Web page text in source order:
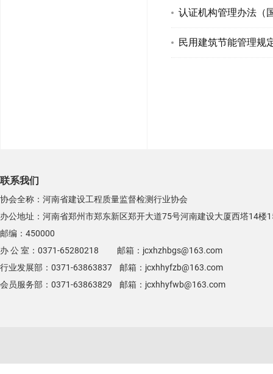
认证机构管理办法（
民用建筑节能管理规
联系我们
协会全称：河南省建设工程质量监督检测行业协会
办公地址：河南省郑州市郑东新区郑开大道75号河南建设大厦西塔14楼
邮编：450000
办 公 室：0371-65280218 邮箱：jcxhzhbgs@163.com
行业发展部：0371-63863837 邮箱：jcxhhyfzb@163.com
会员服务部：0371-63863829 邮箱：jcxhhyfwb@163.com